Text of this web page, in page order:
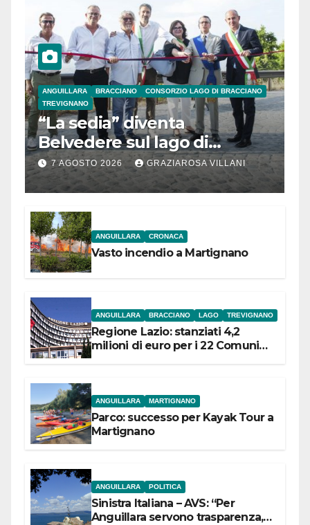
ANGUILLARA BRACCIANO
CONSORZIO LAGO DI BRACCIANO
TREVIGNANO
“La sedia” diventa
Belvedere sul lago di
Bracciano: ieri
l’inaugurazione
7 AGOSTO 2026 GRAZIAROSA VILLANI
ANGUILLARA CRONACA
Vasto incendio a Martignano
ANGUILLARA BRACCIANO LAGO TREVIGNANO
Regione Lazio: stanziati 4,2
milioni di euro per i 22 Comuni
ANGUILLARA MARTIGNANO
Parco: successo per Kayak Tour a
Martignano
ANGUILLARA POLITICA
Sinistra Italiana – AVS: “Per
Anguillara servono trasparenza,